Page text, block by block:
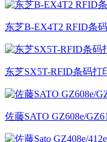
东芝B-EX4T2 RFID条
东芝SX5T-RFID条码打
佐藤SATO GZ608e/